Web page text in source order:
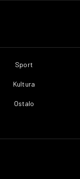
Sport
Kultura
Ostalo